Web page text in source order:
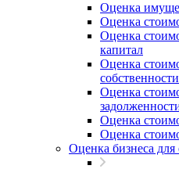
Оценка
Оценка
Оценка
капитал
Оценка
собственности
Оценка
Оценка
Оценка
Оценка бизнеса